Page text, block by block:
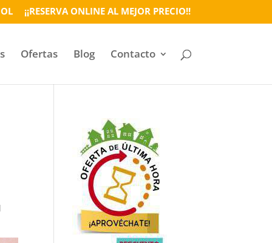
¡¡RESERVA ONLINE AL MEJOR PRECIO!!
Ofertas Blog Contacto